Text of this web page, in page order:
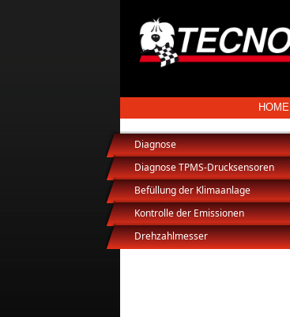
HOME
Diagnose
Diagnose TPMS-Drucksensoren
Befüllung der Klimaanlage
Kontrolle der Emissionen
Drehzahlmesser